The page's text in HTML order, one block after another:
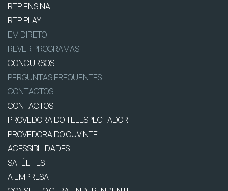
RTP ENSINA
RTP PLAY
EM DIRETO
REVER PROGRAMAS
CONCURSOS
PERGUNTAS FREQUENTES
CONTACTOS
CONTACTOS
PROVEDORA DO TELESPECTADOR
PROVEDORA DO OUVINTE
ACESSIBILIDADES
SATÉLITES
A EMPRESA